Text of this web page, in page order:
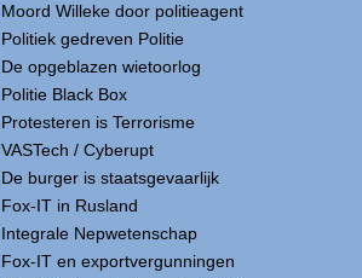
Moord Willeke door politieagent
Politiek gedreven Politie
De opgeblazen wietoorlog
Politie Black Box
Protesteren is Terrorisme
VASTech / Cyberupt
De burger is staatsgevaarlijk
Fox-IT in Rusland
Integrale Nepwetenschap
Fox-IT en exportvergunningen